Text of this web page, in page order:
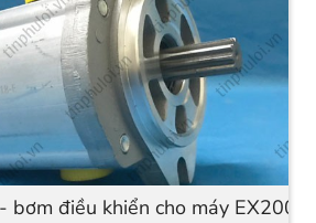
bơm điều khiển cho máy EX200/